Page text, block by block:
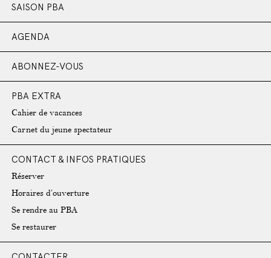
SAISON PBA
AGENDA
ABONNEZ-VOUS
PBA EXTRA
Cahier de vacances
Carnet du jeune spectateur
CONTACT & INFOS PRATIQUES
Réserver
Horaires d’ouverture
Se rendre au PBA
Se restaurer